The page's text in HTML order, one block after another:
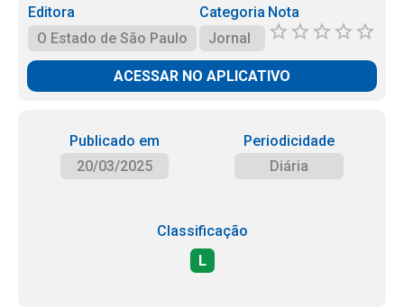
Editora
O Estado de São Paulo
Categoria
Jornal
Nota
ACESSAR NO APLICATIVO
Publicado em
20/03/2025
Periodicidade
Diária
Classificação
L